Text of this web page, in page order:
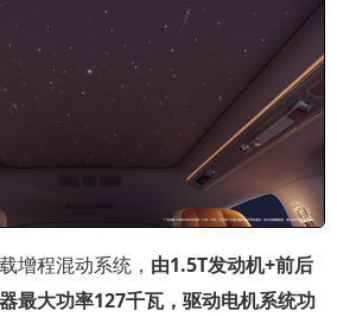
增程混动系统， 由1.5T发动机+前后
最大功率127千瓦，驱动电机系统功